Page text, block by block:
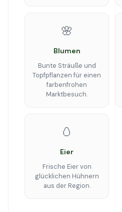
🌸
Blumen
Bunte Sträuße und
Topfpflanzen für einen
farbenfrohen
Marktbesuch.
🥚
Eier
Frische Eier von
glücklichen Hühnern
aus der Region.